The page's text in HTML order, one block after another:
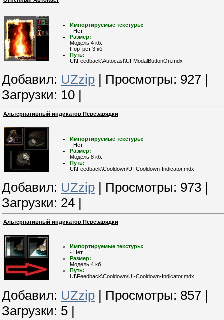
Импортируемые текстуры:
- Нет
Размер:
Модель 4 кб.
Портрет 3 кб.
Путь:
UI\Feedback\Autocast\UI-ModalButtonOn.mdx
Добавил: UZzip | Просмотры: 927 |
Загрузки: 10 |
Альтернативный индикатор Перезарядки
Импортируемые текстуры:
- Нет
Размер:
Модель 8 кб.
Путь:
UI\Feedback\Cooldown\UI-Cooldown-Indicator.mdx
Добавил: UZzip | Просмотры: 973 |
Загрузки: 24 |
Альтернативный индикатор Перезарядки
Импортируемые текстуры:
- Нет
Размер:
Модель 4 кб.
Путь:
UI\Feedback\Cooldown\UI-Cooldown-Indicator.mdx
Добавил: UZzip | Просмотры: 857 |
Загрузки: 5 |